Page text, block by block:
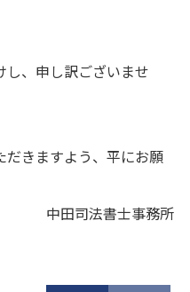
し、申し訳ございませ
きますよう、平にお願
中田司法書士事務所